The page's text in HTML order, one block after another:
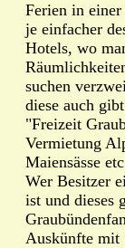
Ferien in
je einfacher
Hotels, wo
suchen
diese auch
"Freizeit
Vermietung
Maiensässe
Wer Besitzer
ist und dieses
Auskünfte mit